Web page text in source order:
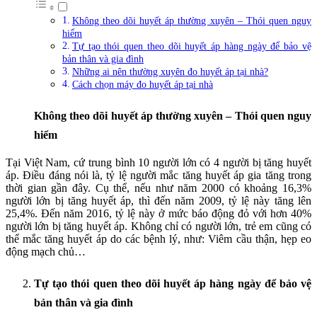
Không theo dõi huyết áp thường xuyên – Thói quen nguy
hiểm
Tự tạo thói quen theo dõi huyết áp hàng ngày để bảo vệ
bản thân và gia đình
Những ai nên thường xuyên đo huyết áp tại nhà?
Cách chọn máy đo huyết áp tại nhà
Không theo dõi huyết áp thường xuyên – Thói quen nguy
hiểm
Tại Việt Nam, cứ trung bình 10 người lớn có 4 người bị tăng huyết
áp. Điều đáng nói là, tỷ lệ người mắc tăng huyết áp gia tăng trong
thời gian gần đây. Cụ thể, nếu như năm 2000 có khoảng 16,3%
người lớn bị tăng huyết áp, thì đến năm 2009, tỷ lệ này tăng lên
25,4%. Đến năm 2016, tỷ lệ này ở mức báo động đỏ với hơn 40%
người lớn bị tăng huyết áp. Không chỉ có người lớn, trẻ em cũng có
thể mắc tăng huyết áp do các bệnh lý, như: Viêm cầu thận, hẹp eo
động mạch chủ…
Tự tạo thói quen theo dõi huyết áp hàng ngày để bảo vệ
bản thân và gia đình